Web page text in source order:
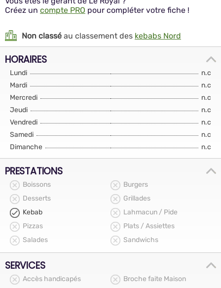
Créez un compte PRO pour compléter votre fiche !
Non classé au classement des kebabs Nord
HORAIRES
Lundi
n.c
Mardi
n.c
Mercredi
n.c
Jeudi
n.c
Vendredi
n.c
Samedi
n.c
Dimanche
n.c
PRESTATIONS
Boissons
Burgers
Desserts
Grillades
Kebab
Lahmacun / Pide
Pizzas
Plats / Assiettes
Salades
Sandwichs
SERVICES
Accès handicapés
Broche faite Maison